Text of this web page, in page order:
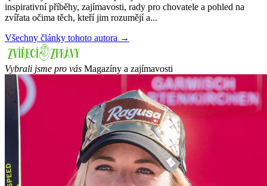
inspirativní příběhy, zajímavosti, rady pro chovatele a pohled na
zvířata očima těch, kteří jim rozumějí a...
Všechny články tohoto autora →
Vybrali jsme pro vás Magazíny a zajímavosti